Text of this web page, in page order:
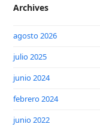
Archives
agosto 2026
julio 2025
junio 2024
febrero 2024
junio 2022